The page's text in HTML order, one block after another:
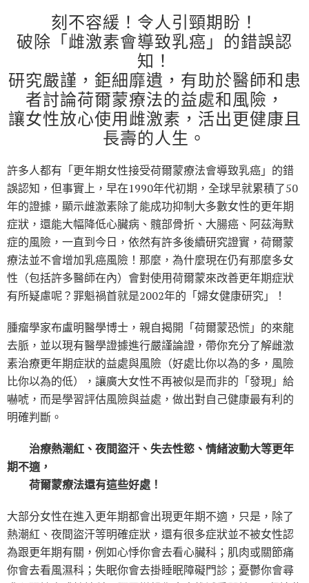
刻不容緩！令人引頸期盼！
破除「雌激素會導致乳癌」的錯誤認
知！
研究嚴謹，鉅細靡遺，有助於醫師和患
者討論荷爾蒙療法的益處和風險，
讓女性放心使用雌激素，活出更健康且
長壽的人生。
許多人都有「更年期女性接受荷爾蒙療法會導致乳癌」的錯
誤認知，但事實上，早在1990年代初期，全球早就累積了50
年的證據，顯示雌激素除了能成功抑制大多數女性的更年期
症狀，還能大幅降低心臟病、髖部骨折、大腸癌、阿茲海默
症的風險，一直到今日，依然有許多後續研究證實，荷爾蒙
療法並不會增加乳癌風險！那麼，為什麼現在仍有那麼多女
性（包括許多醫師在內）會對使用荷爾蒙來改善更年期症狀
有所疑慮呢？罪魁禍首就是2002年的「婦女健康研究」！
腫瘤學家布盧明醫學博士，親自揭開「荷爾蒙恐慌」的來龍
去脈，並以現有醫學證據進行嚴謹論證，帶你充分了解雌激
素治療更年期症狀的益處與風險（好處比你以為的多，風險
比你以為的低），讓廣大女性不再被似是而非的「發現」給
嚇唬，而是學習評估風險與益處，做出對自己健康最有利的
明確判斷。
治療熱潮紅、夜間盜汗、失去性慾、情緒波動大等更年
期不適，
荷爾蒙療法還有這些好處！
大部分女性在進入更年期都會出現更年期不適，只是，除了
熱潮紅、夜間盜汗等明確症狀，還有很多症狀並不被女性認
為跟更年期有關，例如心悸你會去看心臟科；肌肉或關節痛
你會去看風濕科；失眠你會去掛睡眠障礙門診；憂鬱你會尋